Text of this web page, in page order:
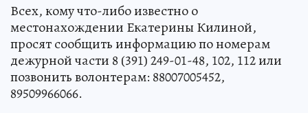
Всех, кому что-либо известно о
местонахождении Екатерины Килиной,
просят сообщить информацию по номерам
дежурной части 8 (391) 249-01-48, 102, 112 или
позвонить волонтерам: 88007005452,
89509966066.